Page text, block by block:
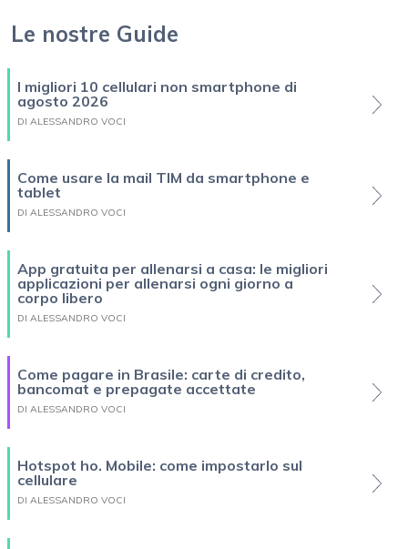
Le nostre Guide
I migliori 10 cellulari non smartphone di
agosto 2026
DI ALESSANDRO VOCI
Come usare la mail TIM da smartphone e
tablet
DI ALESSANDRO VOCI
App gratuita per allenarsi a casa: le migliori
applicazioni per allenarsi ogni giorno a
corpo libero
DI ALESSANDRO VOCI
Come pagare in Brasile: carte di credito,
bancomat e prepagate accettate
DI ALESSANDRO VOCI
Hotspot ho. Mobile: come impostarlo sul
cellulare
DI ALESSANDRO VOCI